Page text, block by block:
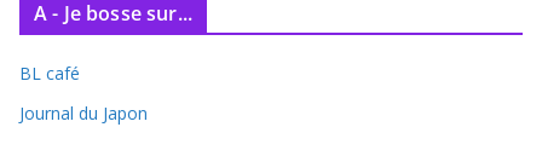
A - Je bosse sur...
BL café
Journal du Japon